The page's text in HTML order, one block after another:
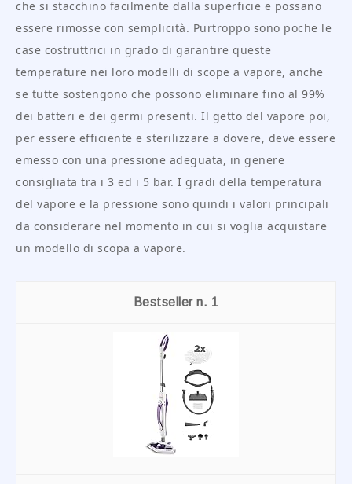
che si stacchino facilmente dalla superficie e possano
essere rimosse con semplicità. Purtroppo sono poche le
case costruttrici in grado di garantire queste
temperature nei loro modelli di scope a vapore, anche
se tutte sostengono che possono eliminare fino al 99%
dei batteri e dei germi presenti. Il getto del vapore poi,
per essere efficiente e sterilizzare a dovere, deve essere
emesso con una pressione adeguata, in genere
consigliata tra i 3 ed i 5 bar. I gradi della temperatura
del vapore e la pressione sono quindi i valori principali
da considerare nel momento in cui si voglia acquistare
un modello di scopa a vapore.
1